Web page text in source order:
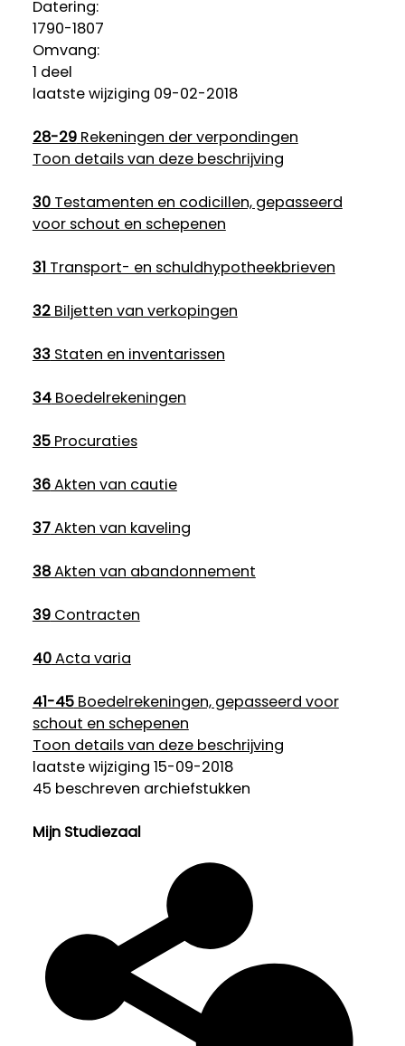
Datering:
1790-1807
Omvang:
1 deel
laatste wijziging 09-02-2018
28-29Rekeningen der verpondingen
Toon details van deze beschrijving
30Testamenten en codicillen, gepasseerd
voor schout en schepenen
31Transport- en schuldhypotheekbrieven
32Biljetten van verkopingen
33Staten en inventarissen
34Boedelrekeningen
35Procuraties
36Akten van cautie
37Akten van kaveling
38Akten van abandonnement
39Contracten
40Acta varia
41-45Boedelrekeningen, gepasseerd voor
schout en schepenen
Toon details van deze beschrijving
laatste wijziging 15-09-2018
45 beschreven archiefstukken
Mijn Studiezaal